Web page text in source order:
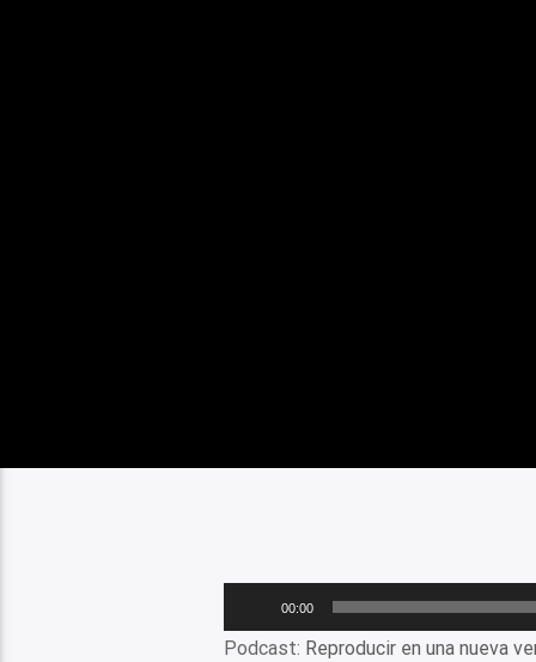
Reproductor
de
00:00
Podcast: Reproducir en una nueva